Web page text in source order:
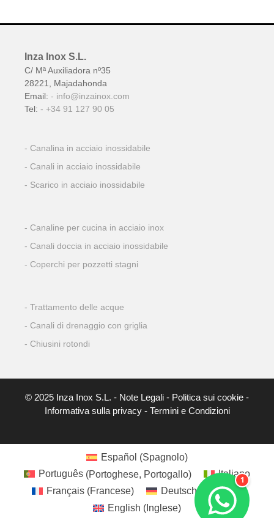
Inza Inox S.L.
C/ Mª Auxiliadora nº35
28221, Majadahonda
Email:
info@inzainox.com
Tel:
+34 91 127 90 05
Canalina in acciaio inossidabile
Canali in acciaio inossidabile
Scarico in acciaio inossidabile
Canaline per cucina in acciaio inox
Canali doccia in acciaio inossidabile
Coperchi per pozzetti stagni
Trattamento delle acque
Canali di drenaggio con griglia
Chiusini rotondi
© 2025 Inza Inox S.L. - Note Legali - Politica sui cookie -
Informativa sulla privacy- Termini e Condizioni
Español (Spagnolo)
Português (Portoghese, Portogallo)
Italiano
Français (Francese) Deutsch( Tedesco)
English ( Inglese)